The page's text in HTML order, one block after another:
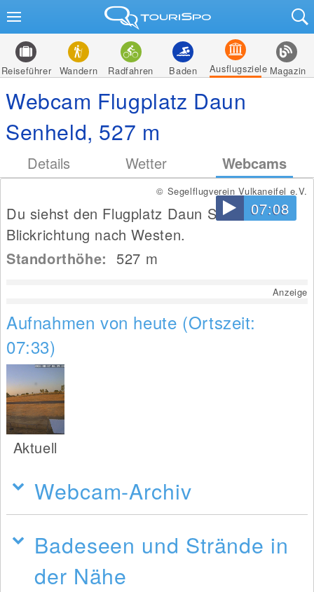
Reiseführer Wandern Radfahren Baden Ausflugsziele Magazin
Webcam Flugplatz Daun
Senheld, 527 m
Details Wetter Webcams
07:08
© Segelflugverein Vulkaneifel e.V.
Du siehst den Flugplatz Daun Senheld mit
Blickrichtung nach Westen.
Standorthöhe: 527 m
Anzeige
Aufnahmen von heute (Ortszeit:
07:33)
Aktuell
Webcam-Archiv
Badeseen und Strände in
der Nähe